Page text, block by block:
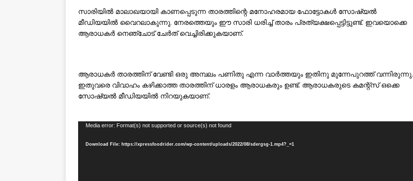
സാരിയിൽ മാലാഖയായി കാണപ്പെടുന്ന താരത്തിന്റെ മനോഹരമായ ഫോട്ടോകൾ സോഷ്യൽ
മീഡിയയിൽ വൈറലാകുന്നു. നേരത്തെയും ഈ സാരി ധരിച്ച് താരം പ്രത്യക്ഷപ്പെട്ടിട്ടുണ്ട്. ഇവയൊക്കെ
ആരാധകര്‍ നെഞ്ചോട് ചേര്‍ത് വെച്ചിരിക്കുകയാണ്.
ആരാധകര്‍ താരത്തിന് വേണ്ടി ഒരു അമ്പലം പണിതു എന്ന വാര്‍ത്തയും ഇതിനു മുന്നേപുറത്ത് വന്നിരുന്നു.
ഇതുവരെ വിവാഹം കഴിക്കാത്ത താരത്തിന് ധാരളം ആരാധകരും ഉണ്ട്. ആരാധകരുടെ കമന്റ്സ് ഒക്കെ
സോഷ്യല്‍ മീഡിയയില്‍ നിറയുകയാണ്.
Video
Media error: Format(s) not supported or source(s) not found
Download File: https://xpressfoodrider.com/wp-content/uploads/2022/08/sdergsg-1.mp4?_=1